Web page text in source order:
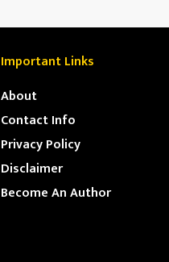
Important Links
About
Contact Info
Privacy Policy
Disclaimer
Become An Author